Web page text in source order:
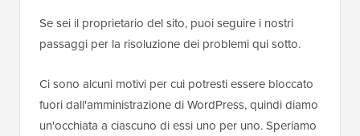
Se sei il proprietario del sito, puoi seguire i nostri
passaggi per la risoluzione dei problemi qui sotto.
Ci sono alcuni motivi per cui potresti essere bloccato
fuori dall'amministrazione di WordPress, quindi diamo
un'occhiata a ciascuno di essi uno per uno. Speriamo